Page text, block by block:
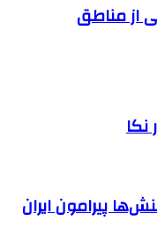
از مناطق
نکا
پیرامون ایران